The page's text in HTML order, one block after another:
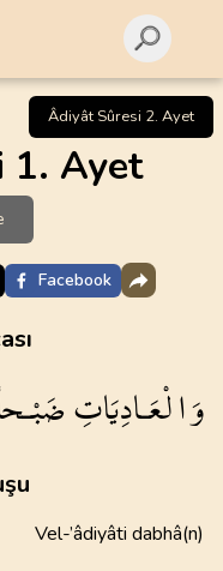
Âdiyât Sûresi 2. Ayet
1. Ayet
Facebook
وَالْعَـادِيَاتِ
Vel-’âdiyâti dabhâ(n)